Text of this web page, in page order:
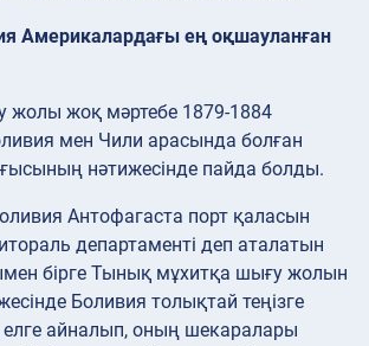
Америкалардағы ең оқшауланған
жолы жоқ мәртебе 1879-1884
мен Чили арасында болған
нәтижесінде пайда болды.
Антофагаста порт қаласын
департаменті деп аталатын
бірге Тынық мұхитқа шығу жолын
Боливия толықтай теңізге
айналып, оның шекаралары